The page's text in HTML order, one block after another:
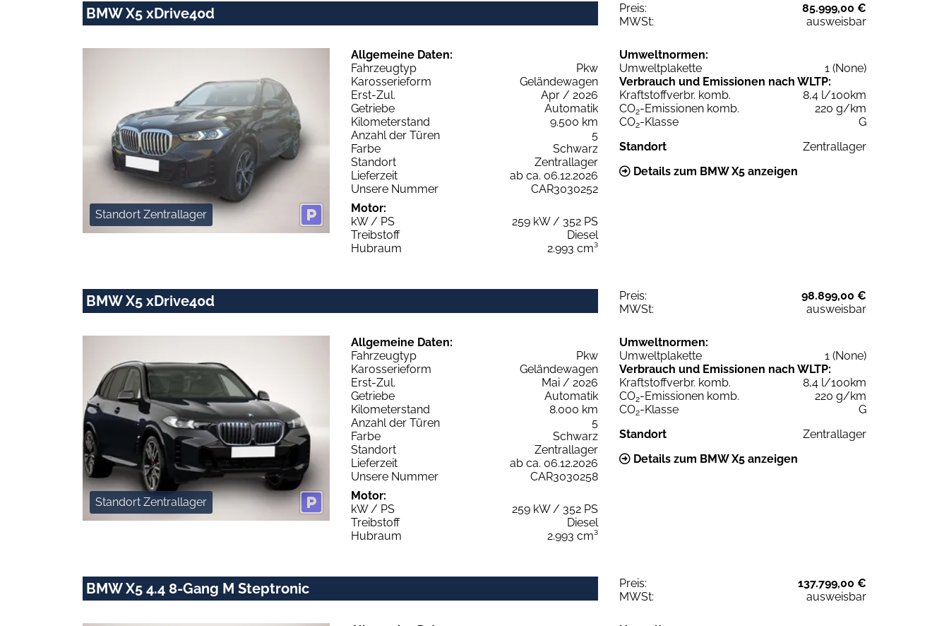
BMW X5 xDrive40d Preis:
85.999,00 €
MWSt:
ausweisbar
Standort Zentrallager
Allgemeine Daten:
Fahrzeugtyp
Pkw
Karosserieform
Geländewagen
Erst-Zul.
Apr / 2026
Getriebe
Automatik
Kilometerstand
9.500 km
Anzahl der Türen
5
Farbe
Schwarz
Standort
Zentrallager
Lieferzeit
ab ca. 06.12.2026
Unsere Nummer
CAR3030252
Motor:
kW / PS
259 kW / 352 PS
Treibstoff
Diesel
Hubraum
2.993 cm³
Umweltnormen:
Umweltplakette
1 (None)
Verbrauch und Emissionen nach WLTP:
Kraftstoffverbr. komb.
8,4 l/100km
CO2-Emissionen komb.
220 g/km
CO2-Klasse
G
Standort
Zentrallager
Details zum BMW X5 anzeigen
BMW X5 xDrive40d Preis:
98.899,00 €
MWSt:
ausweisbar
Standort Zentrallager
Allgemeine Daten:
Fahrzeugtyp
Pkw
Karosserieform
Geländewagen
Erst-Zul.
Mai / 2026
Getriebe
Automatik
Kilometerstand
8.000 km
Anzahl der Türen
5
Farbe
Schwarz
Standort
Zentrallager
Lieferzeit
ab ca. 06.12.2026
Unsere Nummer
CAR3030258
Motor:
kW / PS
259 kW / 352 PS
Treibstoff
Diesel
Hubraum
2.993 cm³
Umweltnormen:
Umweltplakette
1 (None)
Verbrauch und Emissionen nach WLTP:
Kraftstoffverbr. komb.
8,4 l/100km
CO2-Emissionen komb.
220 g/km
CO2-Klasse
G
Standort
Zentrallager
Details zum BMW X5 anzeigen
BMW X5 4.4 8-Gang M Steptronic Preis:
137.799,00 €
MWSt:
ausweisbar